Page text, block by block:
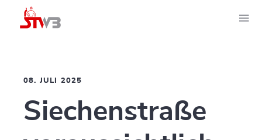
08. JULI 2025
Siechenstraße